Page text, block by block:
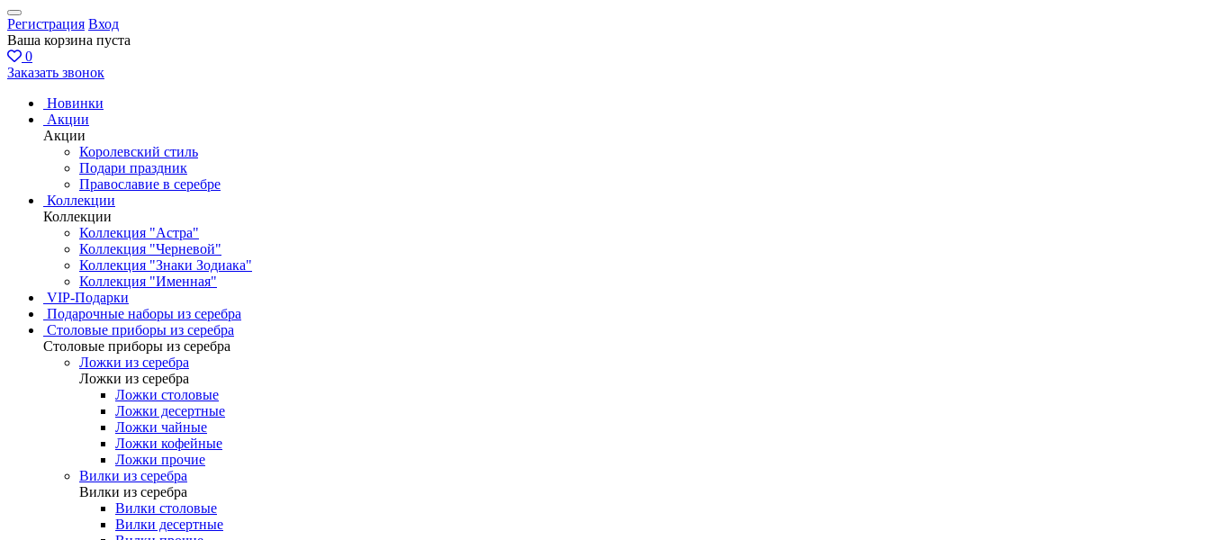
Регистрация Вход
Ваша корзина пуста
0
Заказать звонок
Новинки
Акции
Акции
Королевский стиль
Подари праздник
Православие в серебре
Коллекции
Коллекции
Коллекция "Астра"
Коллекция "Черневой"
Коллекция "Знаки Зодиака"
Коллекция "Именная"
VIP-Подарки
Подарочные наборы из серебра
Столовые приборы из серебра
Столовые приборы из серебра
Ложки из серебра
Ложки из серебра
Ложки столовые
Ложки десертные
Ложки чайные
Ложки кофейные
Ложки прочие
Вилки из серебра
Вилки из серебра
Вилки столовые
Вилки десертные